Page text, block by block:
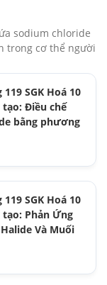
sodium chloride
trong cơ thể người
SGK Hoá 10
Điều chế
bằng phương
SGK Hoá 10
Phản Ứng
Và Muối